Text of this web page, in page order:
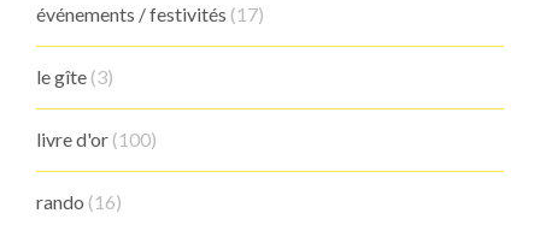
événements / festivités (17)
le gîte (3)
livre d'or (100)
rando (16)